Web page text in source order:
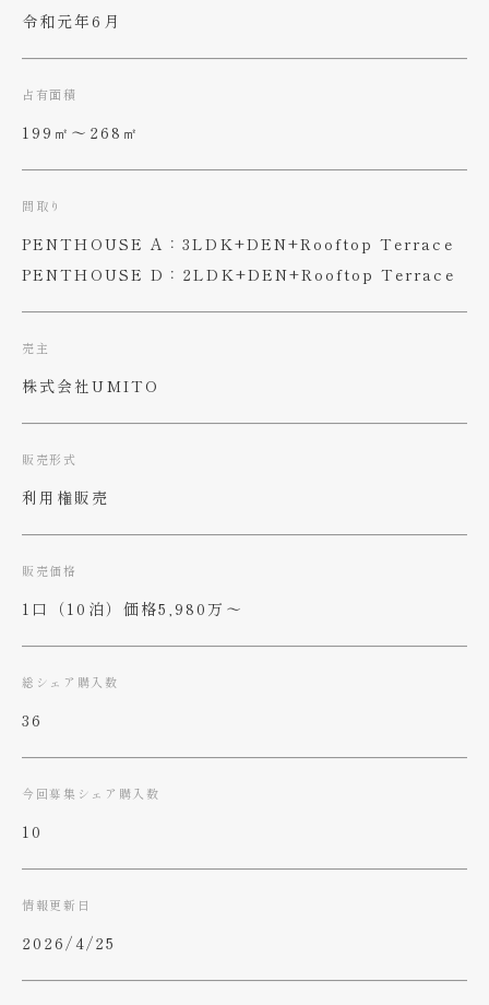
令和元年6月
占有面積
199㎡〜268㎡
間取り
PENTHOUSE A：3LDK+DEN+Rooftop Terrace
PENTHOUSE D：2LDK+DEN+Rooftop Terrace
売主
株式会社UMITO
販売形式
利用権販売
販売価格
1口（10泊）価格5,980万～
総シェア購入数
36
今回募集シェア購入数
10
情報更新日
2026/4/25